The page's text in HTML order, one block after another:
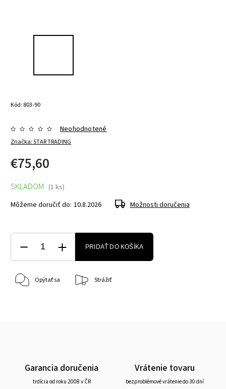
Kód: 803-90
Značka:STAR TRADING
Neohodnotené
€75,60
SKLADOM (1 ks)
Môžeme doručiť do: 10.8.2026 Možnosti doručenia
PRIDAŤ DO KOŠÍKA
Opýtať sa Strážiť
Garancia doručenia
trdícia od roku 2008 v ČR
Vrátenie tovaru
bezproblémové vrátenie do 30 dní